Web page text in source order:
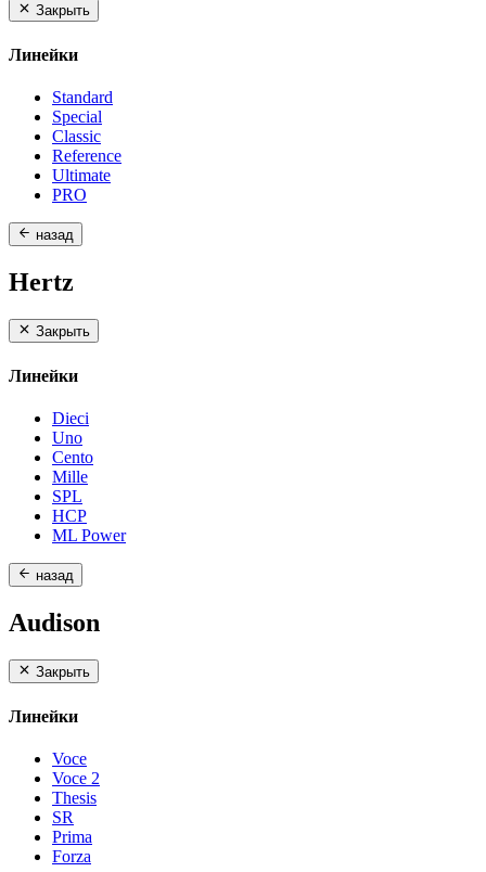
Закрыть
Линейки
Standard
Special
Classic
Reference
Ultimate
PRO
назад
Hertz
Закрыть
Линейки
Dieci
Uno
Cento
Mille
SPL
HCP
ML Power
назад
Audison
Закрыть
Линейки
Voce
Voce 2
Thesis
SR
Prima
Forza